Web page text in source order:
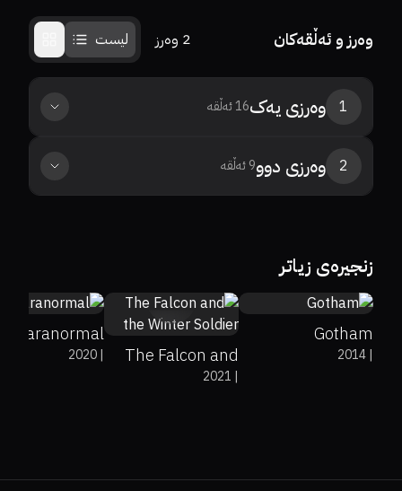
وەرز و ئەڵقەکان 2 وەرز لیست
1 وەرزی یەک16ئەڵقە
2 وەرزی دوو9ئەڵقە
زنجیرەی زیاتر
Gotham
|
2014
The Falcon and
the Winter Soldier|
2021
Paranormal
|
2020